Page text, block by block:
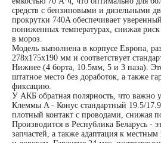
240 А/ч
250 А/ч
технологии
средств с бензиновыми и дизельными
прокрутки 740A обеспечивает
пониженных температурах, снижая риск
в мороз.
Модель выполнена в корпусе Европа,
278x175x190 мм и соответствует
Нижнее (4 борта, 10.5мм, 5 и 3 паза).
штатное место без доработок, а также
фиксацию.
У АКБ обратная полярность, что важно
Клеммы A - Конус стандартный 19.5/
плотный контакт с проводами, снижая
Производится в Республика Беларусь -
запчастей, а также адаптация к